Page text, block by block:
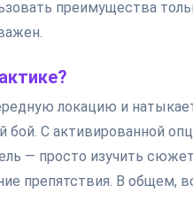
преимущества
локацию и
бой. С активированной
— просто изучить
препятствия. В общем,